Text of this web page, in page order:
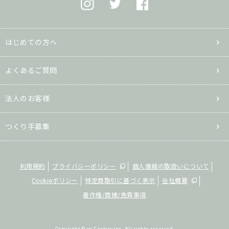
はじめての方へ
よくあるご質問
法人のお客様
つくり手募集
利用規約 プライバシーポリシー
個人情報の取扱いについて
Cookieポリシー
特定商取引に基づく表示
会社概要
著作権/商標/免責事項